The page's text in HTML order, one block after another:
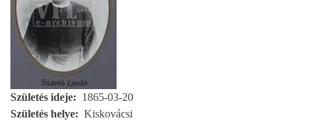
Születés ideje
1865-03-20
Születés helye
Kiskovácsi